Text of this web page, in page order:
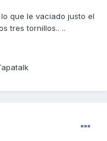
que le vaciado justo el
tres tornillos.. ..